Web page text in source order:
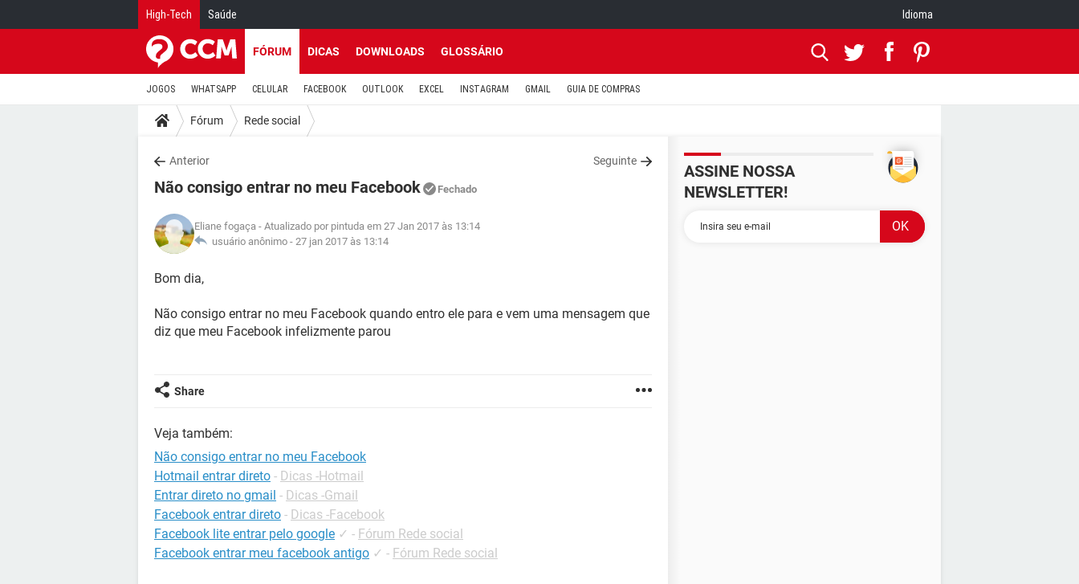
High-Tech Saúde Idioma
FÓRUM DICAS DOWNLOADS GLOSSÁRIO
JOGOS WHATSAPP CELULAR FACEBOOK OUTLOOK EXCEL INSTAGRAM GMAIL GUIA DE COMPRAS
Fórum Rede social
Anterior Seguinte
Não consigo entrar no meu Facebook Fechado
Eliane fogaça - Atualizado por pintuda em 27 Jan 2017 às 13:14
usuário anônimo - 27 jan 2017 às 13:14
Bom dia,
Não consigo entrar no meu Facebook quando entro ele para e vem uma mensagem que
diz que meu Facebook infelizmente parou
Share
Veja também:
Não consigo entrar no meu Facebook
Hotmail entrar direto - Dicas -Hotmail
Entrar direto no gmail - Dicas -Gmail
Facebook entrar direto - Dicas -Facebook
Facebook lite entrar pelo google ✓ - Fórum Rede social
Facebook entrar meu facebook antigo ✓ - Fórum Rede social
ASSINE NOSSA
NEWSLETTER!